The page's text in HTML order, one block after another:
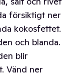
försiktigt ner
kokosfettet.
och blanda.
blir
Vänd ner